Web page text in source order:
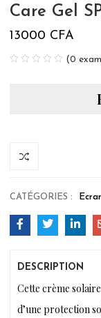
Care Gel
13000 CFA
(0
CATÉGORIES :
DESCRIPTION
Cette crème
d’une protection